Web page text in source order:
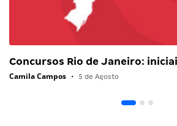
Concursos Rio de Janeiro:
Camila Campos • 5 de Agosto